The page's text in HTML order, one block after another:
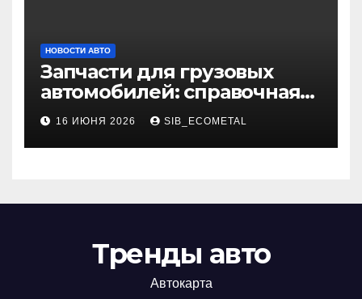
НОВОСТИ АВТО
Запчасти для грузовых
автомобилей: справочная
база по корейским и
японским моделям
16 ИЮНЯ 2026 SIB_ECOMETAL
Тренды авто
Автокарта